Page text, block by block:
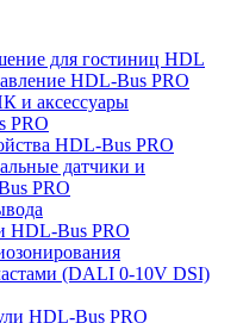
для гостиниц HDL
HDL-Bus PRO
и аксессуары
PRO
HDL-Bus PRO
датчики и
PRO
HDL-Bus PRO
(DALI 0-10V DSI)
HDL-Bus PRO